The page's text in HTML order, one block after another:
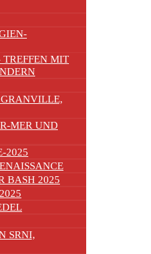
TREFFEN MIT
GRANVILLE,
MER UND
2025
BASH 2025
SRNI,